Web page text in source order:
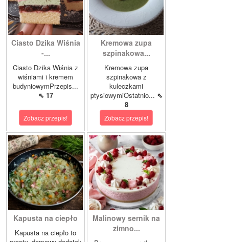
Ciasto Dzika Wiśnia
-...
Ciasto Dzika Wiśnia z
wiśniami i kremem
budyniowymPrzepis...
⇖ 17
Zobacz przepis!
Kremowa zupa
szpinakowa...
Kremowa zupa
szpinakowa z
kuleczkami
ptysiowymiOstatnio... ⇖
8
Zobacz przepis!
Kapusta na ciepło
Kapusta na ciepło to
Malinowy sernik na
zimno...